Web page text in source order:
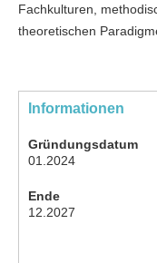
Fachkulturen,
theoretischen
Informationen
Gründungsdatum
01.2024
Ende
12.2027